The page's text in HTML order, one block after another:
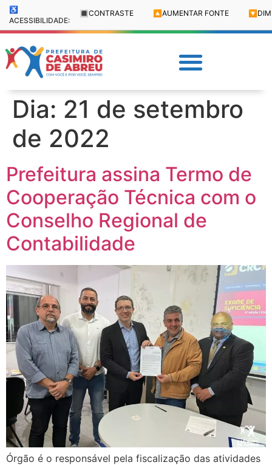
♿
ACESSIBILIDADE:
🔳 CONTRASTE 🔼 AUMENTAR FONTE 🔽
Dia: 21 de setembro
de 2022
Prefeitura assina Termo de
Cooperação Técnica com o
Conselho Regional de
Contabilidade
Órgão é o responsável pela fiscalização das atividades